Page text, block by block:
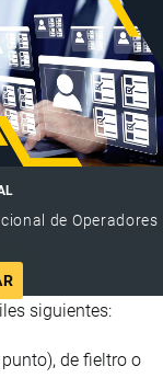
de Operadores
siguientes:
de fieltro o